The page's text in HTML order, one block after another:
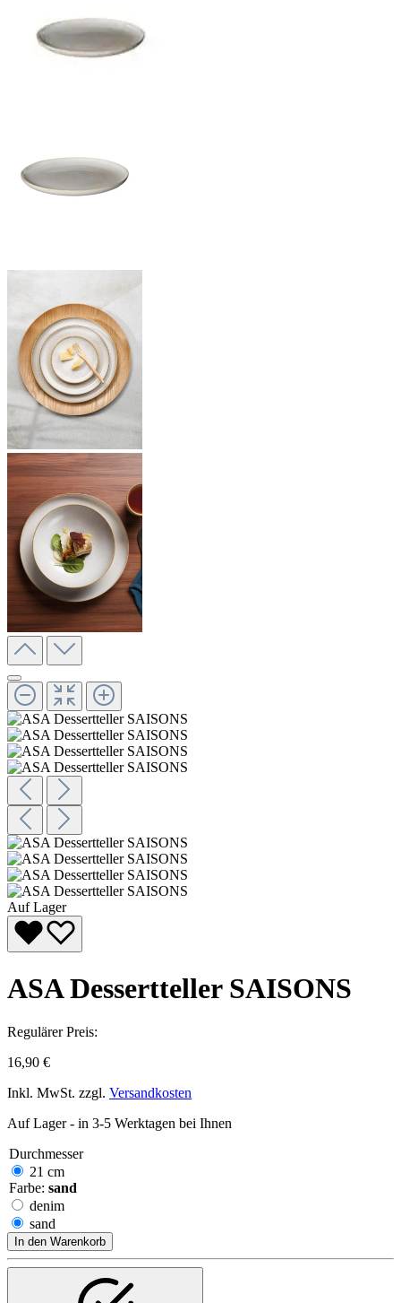
Auf Lager
ASA Dessertteller SAISONS
Regulärer Preis:
16,90 €
Inkl. MwSt. zzgl. Versandkosten
Auf Lager - in 3-5 Werktagen bei Ihnen
Durchmesser
21 cm
Farbe: sand
denim
sand
In den Warenkorb